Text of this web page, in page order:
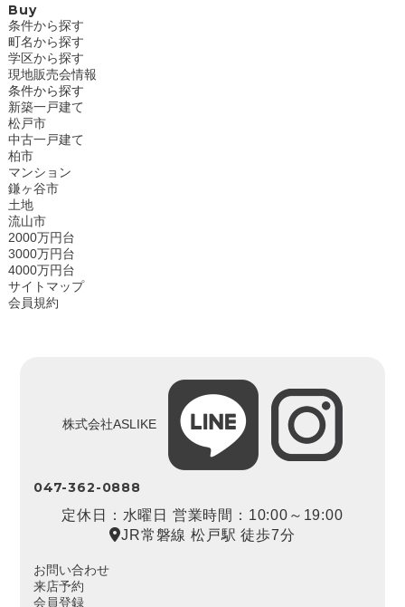
Buy
条件から探す
町名から探す
学区から探す
現地販売会情報
条件から探す
新築一戸建て
松戸市
中古一戸建て
柏市
マンション
鎌ヶ谷市
土地
流山市
2000万円台
3000万円台
4000万円台
サイトマップ
会員規約
株式会社ASLIKE
047-362-0888
定休日：水曜日 営業時間：10:00～19:00
JR常磐線 松戸駅 徒歩7分
お問い合わせ
来店予約
会員登録